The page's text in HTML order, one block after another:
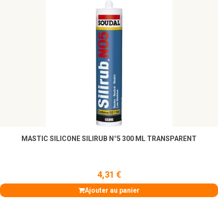
MASTIC SILICONE SILIRUB N°5 300 ML TRANSPARENT
4,31 €
Ajouter au panier